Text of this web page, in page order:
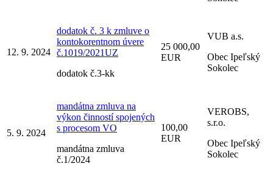
12. 9. 2024
dodatok č. 3 k zmluve o
kontokorentnom úvere
č.1019/2021UZ
dodatok č.3-kk
25 000,00
EUR
VUB a.s.
Obec Ipeľský
Sokolec
5. 9. 2024
mandátna zmluva na
výkon činností spojených
s procesom VO
mandátna zmluva
č.1/2024
100,00
EUR
VEROBS,
s.r.o.
Obec Ipeľský
Sokolec